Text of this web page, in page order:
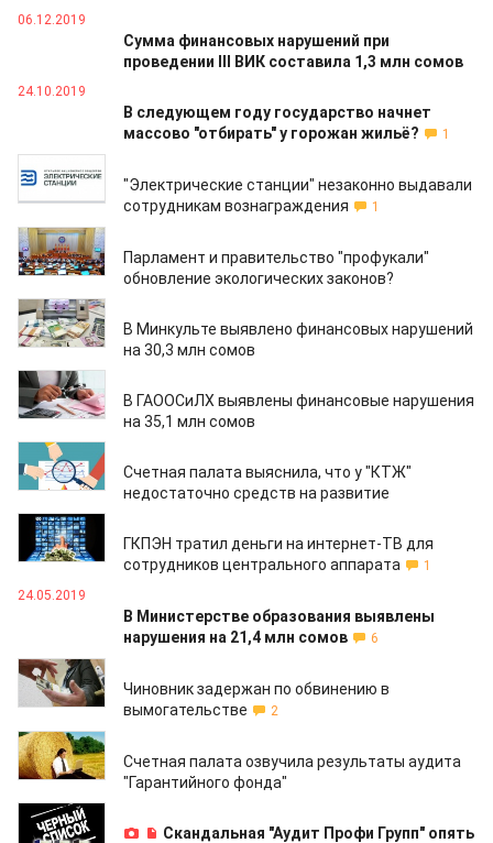
06.12.2019
Сумма финансовых нарушений при
проведении III ВИК составила 1,3 млн сомов
24.10.2019
В следующем году государство начнет
массово "отбирать" у горожан жильё?
1
"Электрические станции" незаконно выдавали
сотрудникам вознаграждения
1
31.05.2019
Парламент и правительство "профукали"
обновление экологических законов?
31.05.2019
В Минкульте выявлено финансовых нарушений
на 30,3 млн сомов
30.05.2019
В ГАООСиЛХ выявлены финансовые нарушения
на 35,1 млн сомов
30.05.2019
Счетная палата выяснила, что у "КТЖ"
недостаточно средств на развитие
27.05.2019
ГКПЭН тратил деньги на интернет-ТВ для
сотрудников центрального аппарата
1
24.05.2019
В Министерстве образования выявлены
нарушения на 21,4 млн сомов
6
23.04.2019
Чиновник задержан по обвинению в
вымогательстве
2
22.04.2019
Счетная палата озвучила результаты аудита
"Гарантийного фонда"
12.03.2019
Скандальная "Аудит Профи Групп" опять